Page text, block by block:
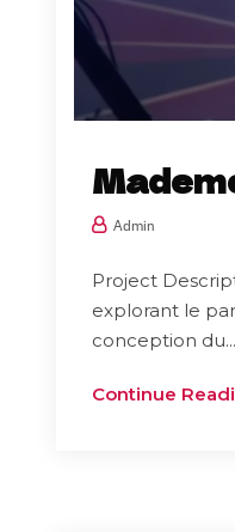
Admin
Project
explorant le
conception du...
Continue